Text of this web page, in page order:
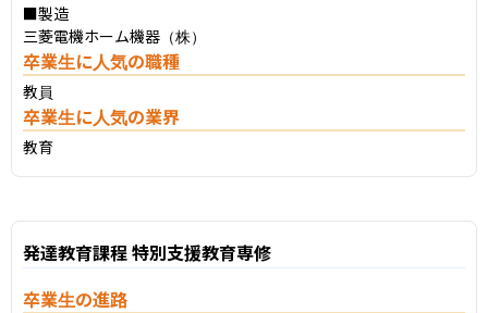
■製造
三菱電機ホーム機器（株）
卒業生に人気の職種
教員
卒業生に人気の業界
教育
発達教育課程 特別支援教育専修
卒業生の進路